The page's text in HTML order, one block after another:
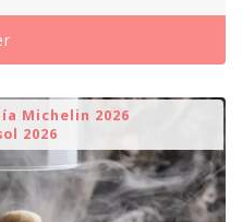
Michelin 2026
2026